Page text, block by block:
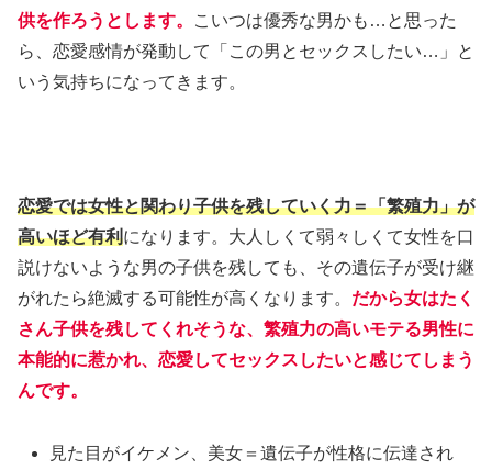
供を作ろうとします。
こいつは優秀な男かも…と思った
ら、恋愛感情が発動して「この男とセックスしたい…」と
いう気持ちになってきます。
恋愛では女性と関わり子供を残していく力＝「繁殖力」が
高いほど有利になります。大人しくて弱々しくて女性を口
説けないような男の子供を残しても、その遺伝子が受け継
がれたら絶滅する可能性が高くなります。 だから女はたく
さん子供を残してくれそうな、繁殖力の高いモテる男性に
本能的に惹かれ、恋愛してセックスしたいと感じてしまう
んです。
見た目がイケメン、美女＝遺伝子が性格に伝達され